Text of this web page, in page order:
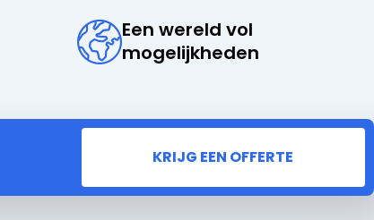
Een wereld vol
mogelijkheden
KRIJG EEN OFFERTE